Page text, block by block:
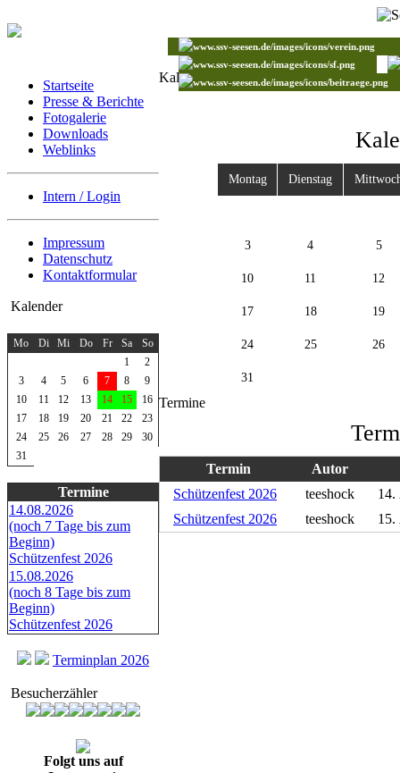
Startseite
Presse & Berichte
Fotogalerie
Downloads
Weblinks
Intern / Login
Impressum
Datenschutz
Kontaktformular
Kalender
Mo
Di Mi Do Fr Sa
So
1
2
3
4 5 6 7 8
9
10
11 12 13 14 15
16
17
18 19 20 21 22
23
24
25 26 27 28 29
30
31
Termine
14.08.2026
(noch 7 Tage bis zum
Beginn)
Schützenfest 2026
15.08.2026
(noch 8 Tage bis zum
Beginn)
Schützenfest 2026
Terminplan 2026
Besucherzähler
Folgt uns auf
Kalender
Montag Dienstag
3 4 5
10 11 12
17 18 19
24 25 26
31
Termine
Termin
Autor
Schützenfest 2026
teeshock
14.
Schützenfest 2026
teeshock 15.